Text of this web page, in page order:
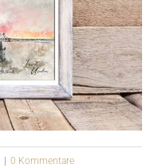
0 Kommentare